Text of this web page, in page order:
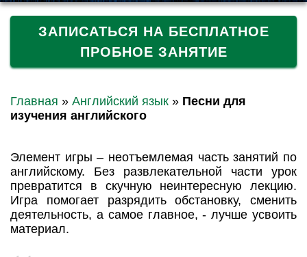
ЗАПИСАТЬСЯ НА БЕСПЛАТНОЕ
ПРОБНОЕ ЗАНЯТИЕ
Главная » Английский язык » Песни для
изучения английского
Элемент игры – неотъемлемая часть занятий по
английскому. Без развлекательной части урок
превратится в скучную неинтересную лекцию.
Игра помогает разрядить обстановку, сменить
деятельность, а самое главное, - лучше усвоить
материал.